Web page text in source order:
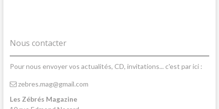
Nous contacter
Pour nous envoyer vos actualités, CD, invitations... c'est par ici :
zebres.mag@gmail.com
Les Zébrés Magazine